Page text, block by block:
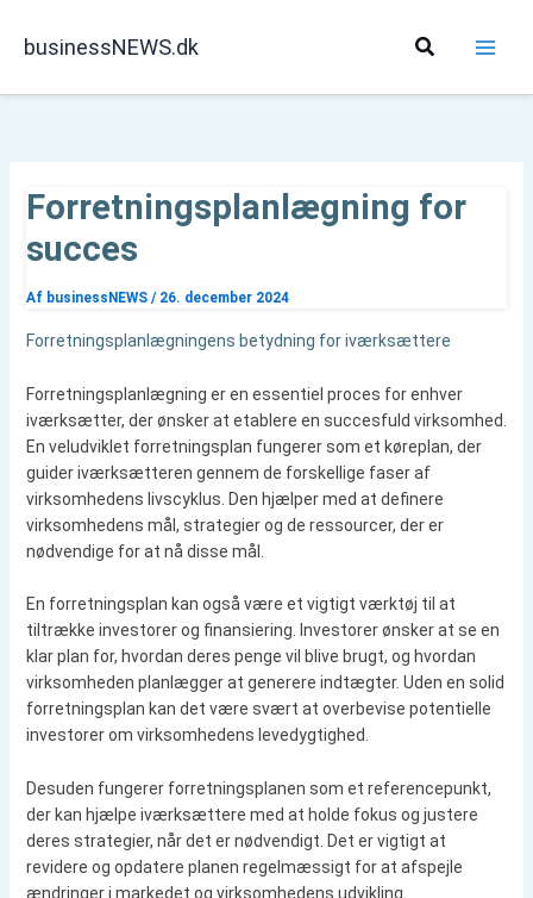
businessNEWS.dk Søg
Forretningsplanlægning for
succes
Af businessNEWS / 26. december 2024
Forretningsplanlægningens betydning for iværksættere
Forretningsplanlægning er en essentiel proces for enhver
iværksætter, der ønsker at etablere en succesfuld virksomhed.
En veludviklet forretningsplan fungerer som et køreplan, der
guider iværksætteren gennem de forskellige faser af
virksomhedens livscyklus. Den hjælper med at definere
virksomhedens mål, strategier og de ressourcer, der er
nødvendige for at nå disse mål.
En forretningsplan kan også være et vigtigt værktøj til at
tiltrække investorer og finansiering. Investorer ønsker at se en
klar plan for, hvordan deres penge vil blive brugt, og hvordan
virksomheden planlægger at generere indtægter. Uden en solid
forretningsplan kan det være svært at overbevise potentielle
investorer om virksomhedens levedygtighed.
Desuden fungerer forretningsplanen som et referencepunkt,
der kan hjælpe iværksættere med at holde fokus og justere
deres strategier, når det er nødvendigt. Det er vigtigt at
revidere og opdatere planen regelmæssigt for at afspejle
ændringer i markedet og virksomhedens udvikling.